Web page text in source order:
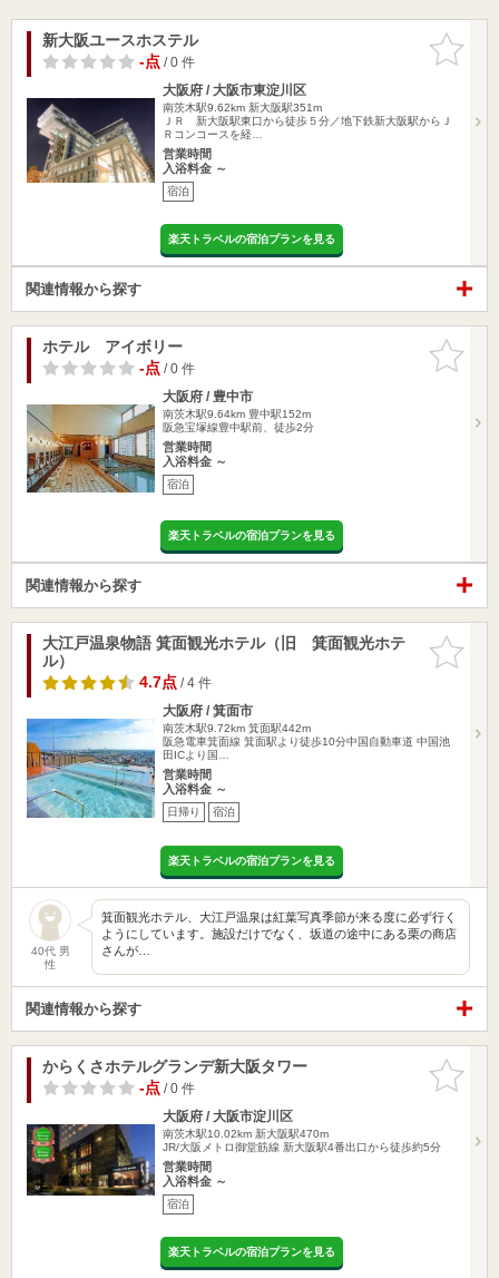
お気に入
りに追加
新大阪ユースホステル
-点/ 0 件
大阪府 / 大阪市東淀川区
南茨木駅9.62km 新大阪駅351m
ＪＲ 新大阪駅東口から徒歩５分／地下鉄新大阪駅からＪ
Ｒコンコースを経…
営業時間
入浴料金 ～
宿泊
楽天トラベルの宿泊プランを見る
関連情報から探す
お気に入
りに追加
ホテル アイボリー
-点/ 0 件
大阪府 / 豊中市
南茨木駅9.64km 豊中駅152m
阪急宝塚線豊中駅前、徒歩2分
営業時間
入浴料金 ～
宿泊
楽天トラベルの宿泊プランを見る
関連情報から探す
お気に入
りに追加
大江戸温泉物語 箕面観光ホテル（旧 箕面観光ホテ
ル）
4.7点/ 4 件
大阪府 / 箕面市
南茨木駅9.72km 箕面駅442m
阪急電車箕面線 箕面駅より徒歩10分中国自動車道 中国池
田ICより国…
営業時間
入浴料金 ～
日帰り 宿泊
楽天トラベルの宿泊プランを見る
40代 男
性
箕面観光ホテル、大江戸温泉は紅葉写真季節が来る度に必ず行く
ようにしています。施設だけでなく、坂道の途中にある栗の商店
さんが…
関連情報から探す
お気に入
りに追加
からくさホテルグランデ新大阪タワー
-点/ 0 件
大阪府 / 大阪市淀川区
南茨木駅10.02km 新大阪駅470m
JR/大阪メトロ御堂筋線 新大阪駅4番出口から徒歩約5分
営業時間
入浴料金 ～
宿泊
楽天トラベルの宿泊プランを見る